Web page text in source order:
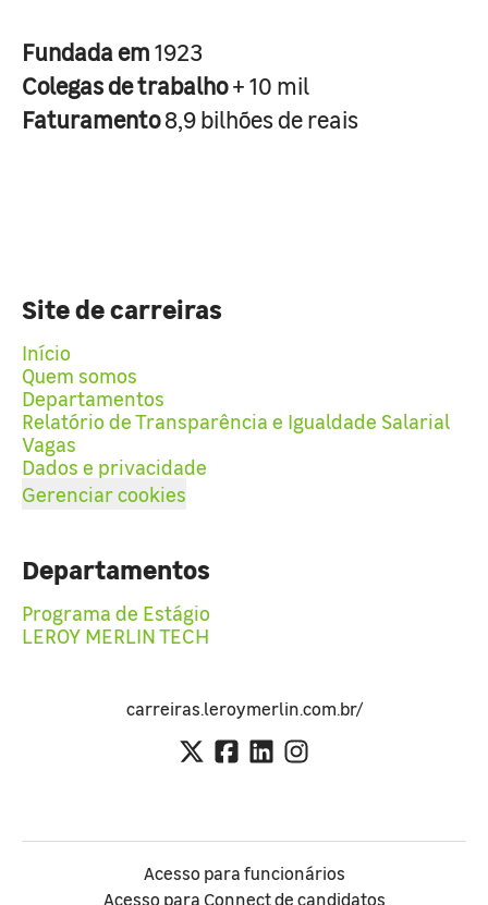
Fundada em1923
Colegas de trabalho+ 10 mil
Faturamento8,9 bilhões de reais
Site de carreiras
Início
Quem somos
Departamentos
Relatório de Transparência e Igualdade Salarial
Vagas
Dados e privacidade
Gerenciar cookies
Departamentos
Programa de Estágio
LEROY MERLIN TECH
carreiras.leroymerlin.com.br/
Acesso para funcionários
Acesso para Connect de candidatos